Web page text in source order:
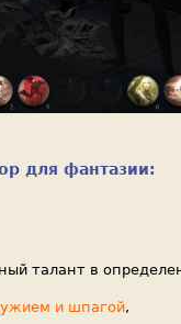
для фантазии:
талант в
и шпагой,